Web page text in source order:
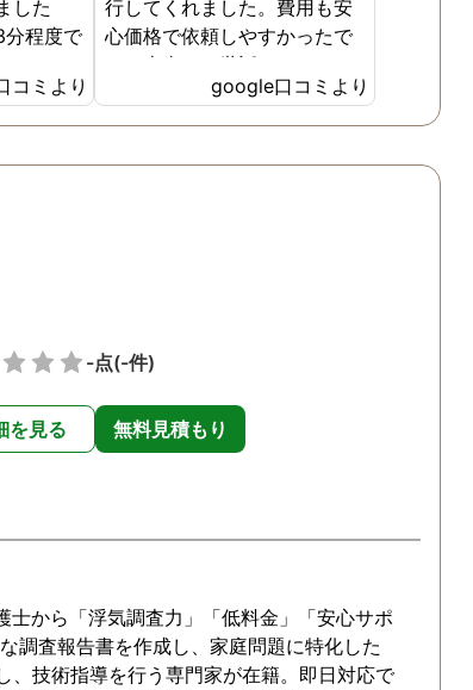
した
分程度で
コミより
行してくれました。費用も安
心価格で依頼しやすかったで
す。本当にお世話になりまし
google口コミより
-点(-件)
を見る 無料見積もり
から「浮気調査力」「低料金」「安心サポ
調査報告書を作成し、家庭問題に特化した
技術指導を行う専門家が在籍。即日対応で